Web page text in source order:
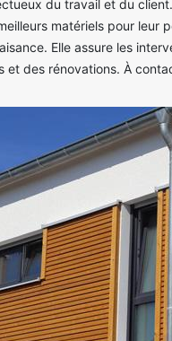
du travail et du
matériels pour leur
Elle assure les
et des rénovations. À